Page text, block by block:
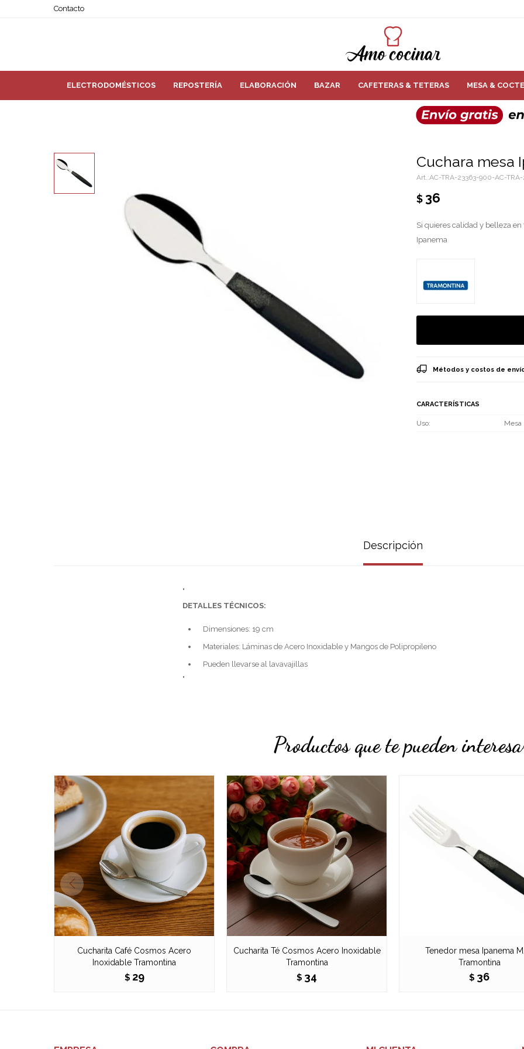
ELECTRODOMÉSTICOS REPOSTERÍA ELABORACIÓN BAZAR CAFETERAS & TETERAS MESA &
Contacto
Cuchara mesa
AC-TRA-23363-900-AC-
$ 36
Si quieres calidad y belleza
Ipanema
Métodos y costos de
CARACTERÍSTICAS
Uso Mesa
Descripción
"
DETALLES TÉCNICOS:
Dimensiones: 19 cm
Materiales: Láminas de Acero Inoxidable y Mangos de Polipropileno
Pueden llevarse al lavavajillas
"
Productos que te pueden
Cucharita Café Cosmos Acero
Inoxidable Tramontina
$ 29
Cucharita Té Cosmos Acero Inoxidable
Tramontina
$ 34
Tenedor mesa Ipanema
Tramontina
$ 36